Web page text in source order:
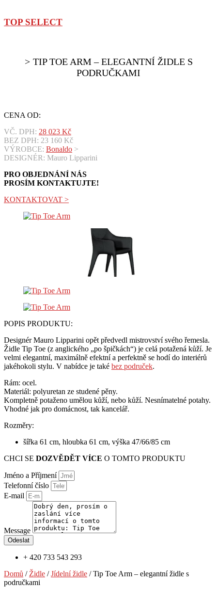
TOP SELECT
TIP TOE ARM – ELEGANTNÍ ŽIDLE S
PODRUČKAMI
CENA OD:
VČ. DPH: 28 023 Kč
BEZ DPH: 23 160 Kč
VÝROBCE: Bonaldo >
DESIGNÉR: Mauro Lipparini
PRO OBJEDNÁNÍ NÁS
PROSÍM KONTAKTUJTE!
KONTAKTOVAT >
POPIS PRODUKTU:
Designér Mauro Lipparini opět předvedl mistrovství svého řemesla.
Židle Tip Toe (z anglického „po špičkách“) je celá potažená kůží. Je
velmi elegantní, maximálně efektní a perfektně se hodí do interiérů
jakéhokoli stylu. V nabídce je také bez područek.
Rám: ocel.
Materiál: polyuretan ze studené pěny.
Kompletně potaženo umělou kůží, nebo kůží. Nesnímatelné potahy.
Vhodné jak pro domácnost, tak kancelář.
Rozměry:
šířka 61 cm, hloubka 61 cm, výška 47/66/85 cm
CHCI SE DOZVĚDĚT VÍCE O TOMTO PRODUKTU
Jméno a Příjmení
Telefonní číslo
E-mail
Message
Odeslat
+ 420 733 543 293
Domů / Židle /Jídelní židle / Tip Toe Arm – elegantní židle s
područkami